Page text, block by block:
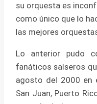
su orquesta es
como único que lo
las mejores
Lo anterior pudo
fanáticos salseros
agosto del 2000 en
San Juan, Puerto